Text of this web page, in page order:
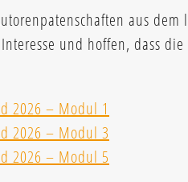
aus dem
und hoffen, dass
2026 – Modul 1
2026 – Modul 3
2026 – Modul 5